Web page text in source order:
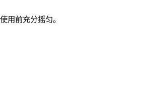
用前充分摇匀。